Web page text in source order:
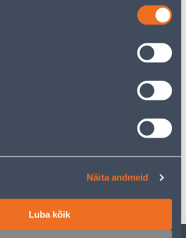
Näita andmeid
Luba kõik
домой от 16,90 € с 22.08.2026